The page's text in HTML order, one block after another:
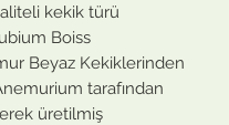
kekik türü
Boiss
Beyaz Kekiklerinden
tarafından
üretilmiş